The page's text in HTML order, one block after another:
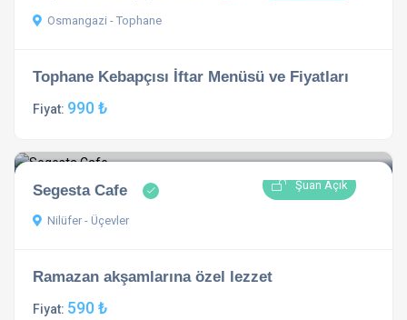
Osmangazi - Tophane
Tophane Kebapçısı İftar Menüsü ve Fiyatları
Fiyat: 990 ₺
Şuan Açık
Segesta Cafe
Nilüfer - Üçevler
Ramazan akşamlarına özel lezzet
Fiyat: 590 ₺